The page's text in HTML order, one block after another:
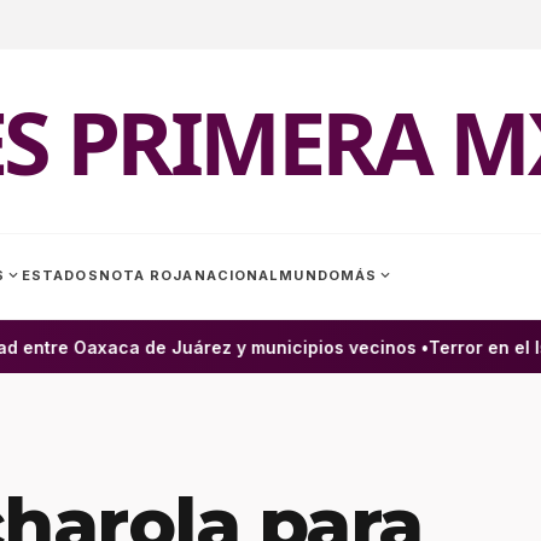
PRIMERA
expand_more ESTADOS NOTA ROJA NACIONAL MUNDOMÁS expand_more
Oaxaca de Juárez y municipios vecinos •Terror en el